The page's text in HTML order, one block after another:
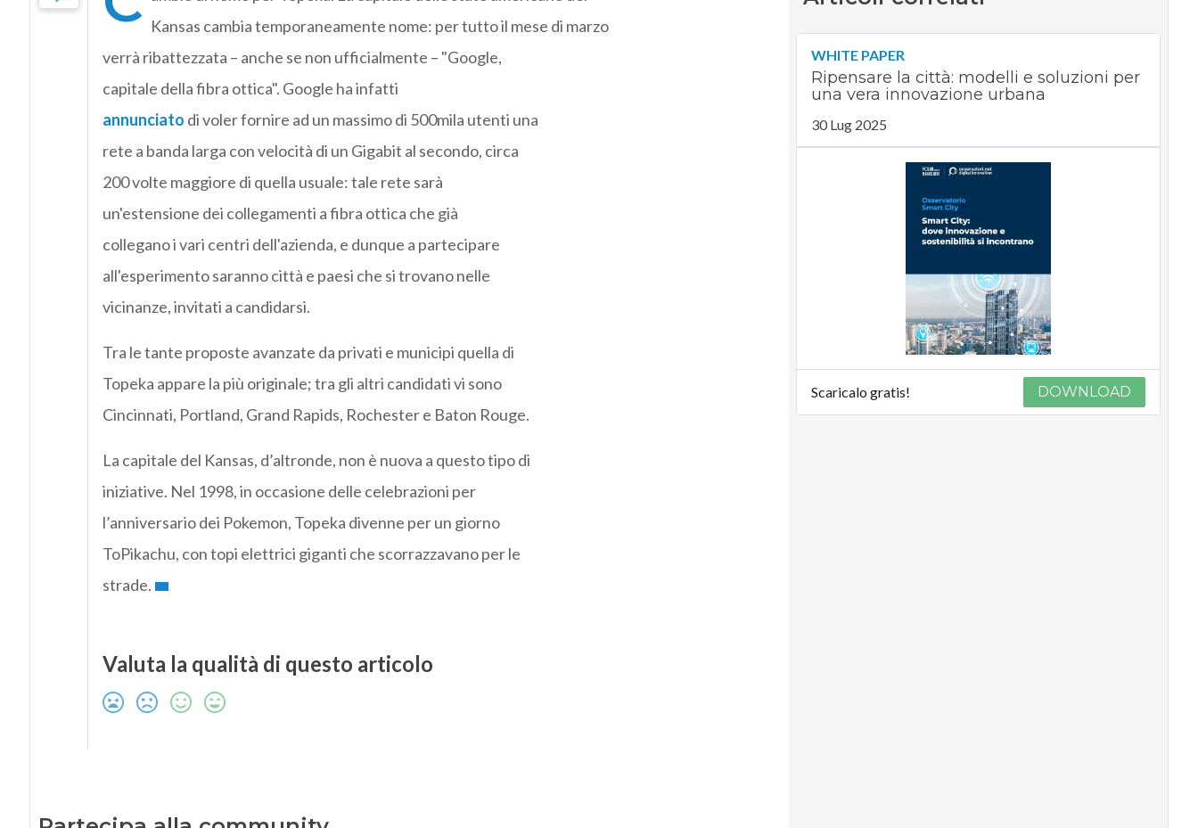
Kansas cambia temporaneamente nome: per tutto il mese di marzo
verrà ribattezzata – anche se non ufficialmente – "Google,
capitale della fibra ottica". Google ha infatti
annunciato di voler fornire ad un massimo di 500mila utenti una
rete a banda larga con velocità di un Gigabit al secondo, circa
200 volte maggiore di quella usuale: tale rete sarà
un'estensione dei collegamenti a fibra ottica che già
collegano i vari centri dell'azienda, e dunque a partecipare
all'esperimento saranno città e paesi che si trovano nelle
vicinanze, invitati a candidarsi.
Tra le tante proposte avanzate da privati e municipi quella di
Topeka appare la più originale; tra gli altri candidati vi sono
Cincinnati, Portland, Grand Rapids, Rochester e Baton Rouge.
La capitale del Kansas, d’altronde, non è nuova a questo tipo di
iniziative. Nel 1998, in occasione delle celebrazioni per
l’anniversario dei Pokemon, Topeka divenne per un giorno
ToPikachu, con topi elettrici giganti che scorrazzavano per le
strade.
Valuta la qualità di questo articolo
WHITE PAPER
Ripensare la città: modelli e soluzioni per
una vera innovazione urbana
30 Lug 2025
Scaricalo gratis! DOWNLOAD